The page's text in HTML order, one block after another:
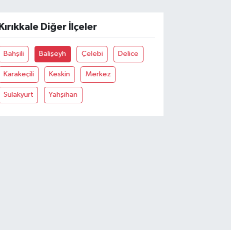
Kırıkkale Diğer İlçeler
Bahşili Balişeyh Çelebi Delice
Karakeçili Keskin Merkez
Sulakyurt Yahşihan